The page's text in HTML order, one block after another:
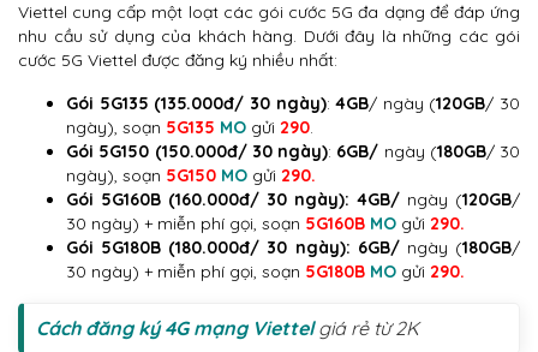
Viettel cung cấp một loạt các gói cước 5G đa dạng để đáp ứng
nhu cầu sử dụng của khách hàng. Dưới đây là những các gói
cước 5G Viettel được đăng ký nhiều nhất:
Gói 5G135 (135.000đ/ 30 ngày):4GB/ ngày (120GB/ 30
ngày), soạn 5G135 MO gửi 290.
Gói 5G150 (150.000đ/ 30 ngày): 6GB/ ngày (180GB/ 30
ngày), soạn 5G150 MO gửi 290.
Gói 5G160B (160.000đ/ 30 ngày): 4GB/ ngày (120GB/
30 ngày) + miễn phí gọi, soạn 5G160B MO gửi 290.
Gói 5G180B (180.000đ/ 30 ngày): 6GB/ngày (180GB/
30 ngày) + miễn phí gọi, soạn 5G180B MO gửi 290.
Cách đăng ký 4G mạng Viettelgiá rẻ từ 2K